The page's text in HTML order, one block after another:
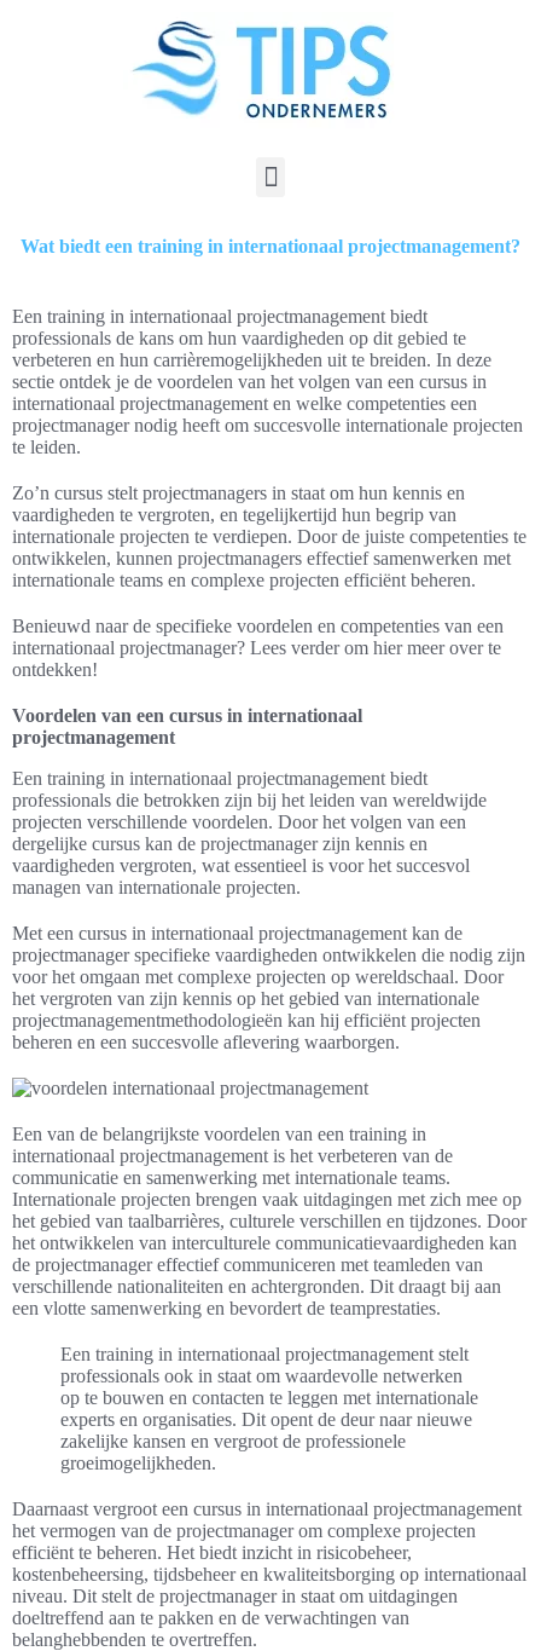
Wat biedt een training in internationaal projectmanagement?
Een training in internationaal projectmanagement biedt
professionals de kans om hun vaardigheden op dit gebied te
verbeteren en hun carrièremogelijkheden uit te breiden. In deze
sectie ontdek je de voordelen van het volgen van een cursus in
internationaal projectmanagement en welke competenties een
projectmanager nodig heeft om succesvolle internationale projecten
te leiden.
Zo’n cursus stelt projectmanagers in staat om hun kennis en
vaardigheden te vergroten, en tegelijkertijd hun begrip van
internationale projecten te verdiepen. Door de juiste competenties te
ontwikkelen, kunnen projectmanagers effectief samenwerken met
internationale teams en complexe projecten efficiënt beheren.
Benieuwd naar de specifieke voordelen en competenties van een
internationaal projectmanager? Lees verder om hier meer over te
ontdekken!
Voordelen van een cursus in internationaal
projectmanagement
Een training in internationaal projectmanagement biedt
professionals die betrokken zijn bij het leiden van wereldwijde
projecten verschillende voordelen. Door het volgen van een
dergelijke cursus kan de projectmanager zijn kennis en
vaardigheden vergroten, wat essentieel is voor het succesvol
managen van internationale projecten.
Met een cursus in internationaal projectmanagement kan de
projectmanager specifieke vaardigheden ontwikkelen die nodig zijn
voor het omgaan met complexe projecten op wereldschaal. Door
het vergroten van zijn kennis op het gebied van internationale
projectmanagementmethodologieën kan hij efficiënt projecten
beheren en een succesvolle aflevering waarborgen.
Een van de belangrijkste voordelen van een training in
internationaal projectmanagement is het verbeteren van de
communicatie en samenwerking met internationale teams.
Internationale projecten brengen vaak uitdagingen met zich mee op
het gebied van taalbarrières, culturele verschillen en tijdzones. Door
het ontwikkelen van interculturele communicatievaardigheden kan
de projectmanager effectief communiceren met teamleden van
verschillende nationaliteiten en achtergronden. Dit draagt bij aan
een vlotte samenwerking en bevordert de teamprestaties.
Een training in internationaal projectmanagement stelt
professionals ook in staat om waardevolle netwerken
op te bouwen en contacten te leggen met internationale
experts en organisaties. Dit opent de deur naar nieuwe
zakelijke kansen en vergroot de professionele
groeimogelijkheden.
Daarnaast vergroot een cursus in internationaal projectmanagement
het vermogen van de projectmanager om complexe projecten
efficiënt te beheren. Het biedt inzicht in risicobeheer,
kostenbeheersing, tijdsbeheer en kwaliteitsborging op internationaal
niveau. Dit stelt de projectmanager in staat om uitdagingen
doeltreffend aan te pakken en de verwachtingen van
belanghebbenden te overtreffen.